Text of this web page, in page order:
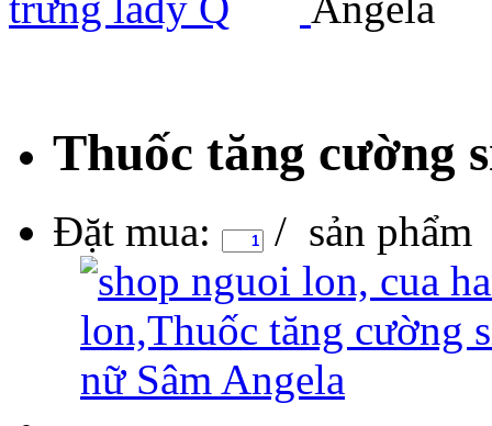
Thuốc tăng cường
Đặt mua: / sản phẩm